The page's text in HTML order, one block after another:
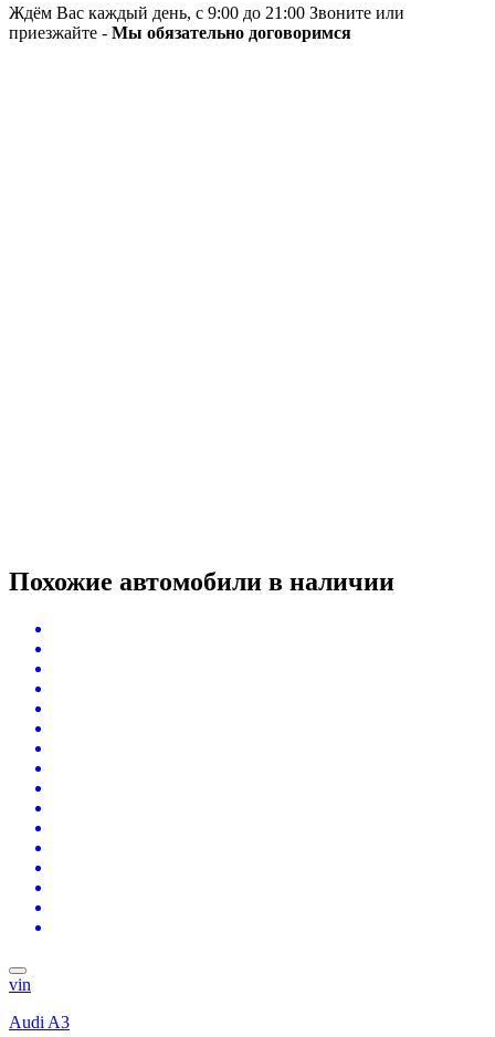
Ждём Вас каждый день, с 9:00 до 21:00 Звоните или
приезжайте - Мы обязательно договоримся
Похожие автомобили в наличии
vin
Audi A3